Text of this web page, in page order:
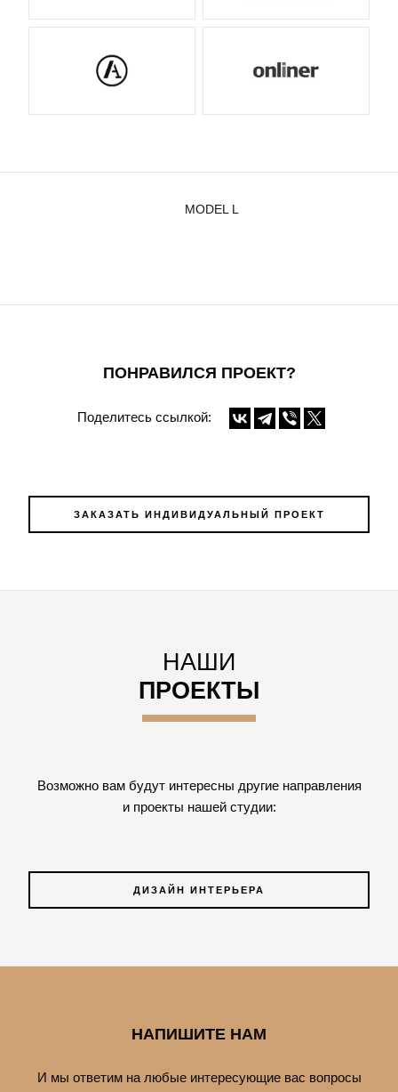
MODEL L
ПОНРАВИЛСЯ ПРОЕКТ?
Поделитесь ссылкой:
ЗАКАЗАТЬ ИНДИВИДУАЛЬНЫЙ ПРОЕКТ
НАШИ
ПРОЕКТЫ
Возможно вам будут интересны другие направления
и проекты нашей студии:
ДИЗАЙН ИНТЕРЬЕРА
НАПИШИТЕ НАМ
И мы ответим на любые интересующие вас вопросы